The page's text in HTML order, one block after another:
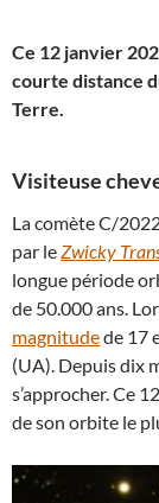
Ce 12 janvier
courte distance
Terre.
Visiteuse
La comète C/
par leZwicky
longue période
de 50.000 ans.
magnitudede 17
(UA). Depuis dix
s’approcher. Ce
de son orbite le